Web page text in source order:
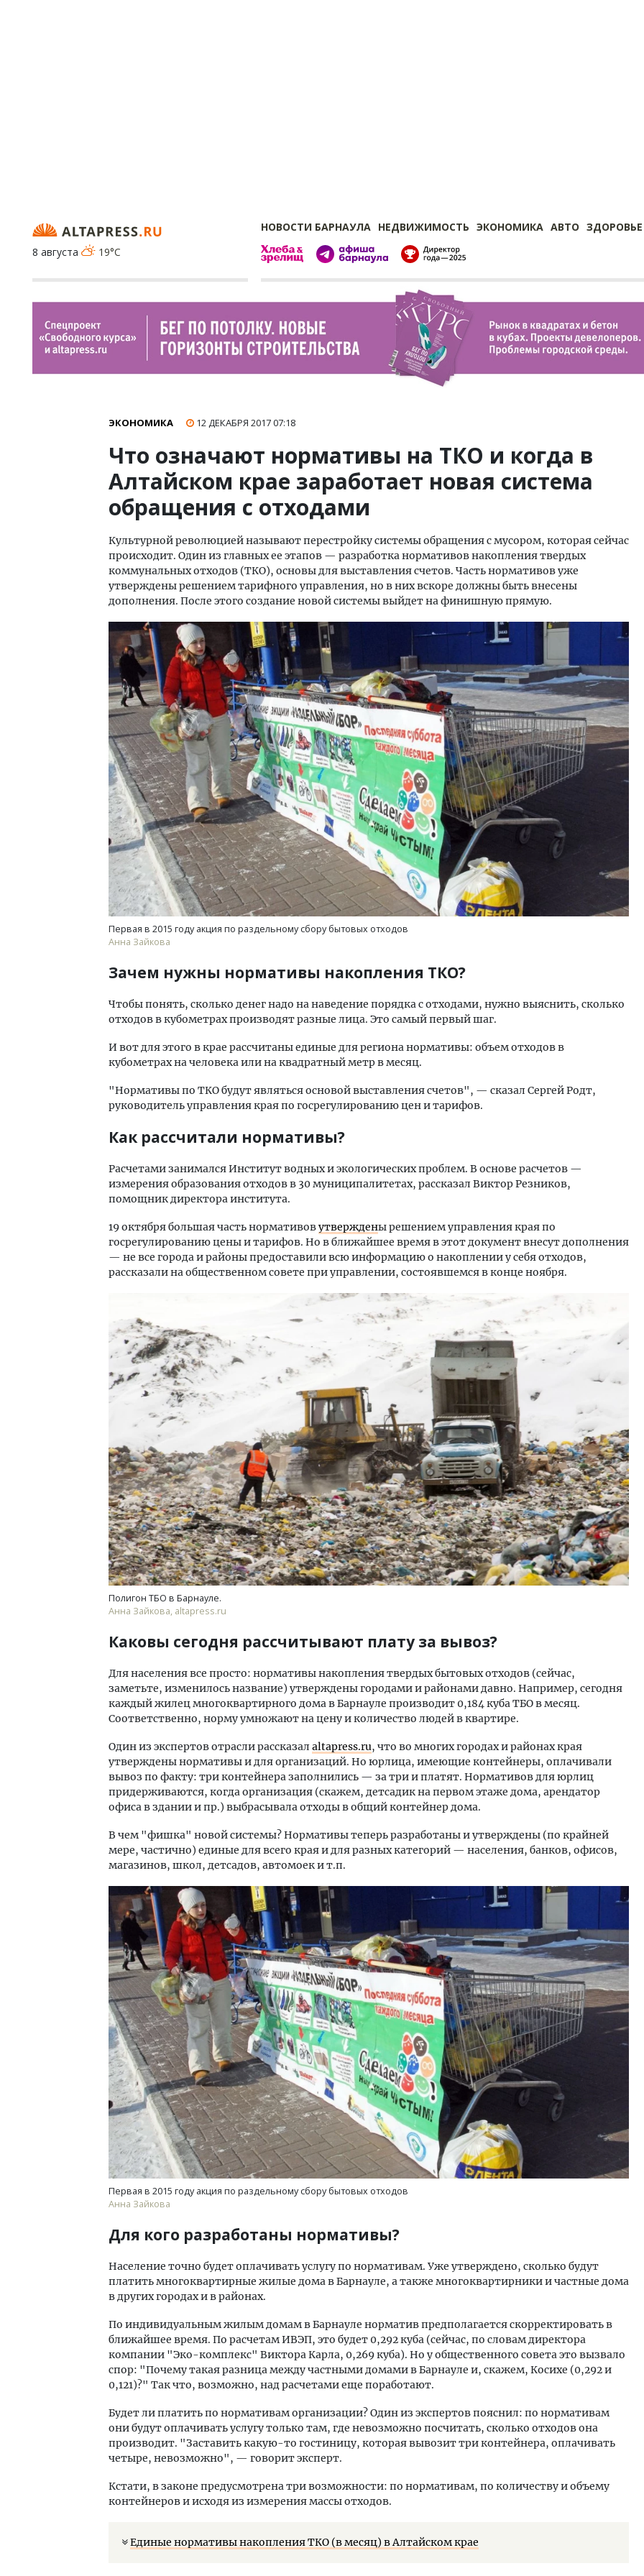
НОВОСТИ БАРНАУЛА НЕДВИЖИМОСТЬ ЭКОНОМИКА АВТО ЗДОРОВЬЕ
8 августа
19°C
ЭКОНОМИКА 12 ДЕКАБРЯ 201707:18
Что означают нормативы на ТКО и когда в
Алтайском крае заработает новая система
обращения с отходами
Культурной революцией называют перестройку системы обращения с мусором, которая сейчас
происходит. Один из главных ее этапов — разработка нормативов накопления твердых
коммунальных отходов (ТКО), основы для выставления счетов. Часть нормативов уже
утверждены решением тарифного управления, но в них вскоре должны быть внесены
дополнения. После этого создание новой системы выйдет на финишную прямую.
Первая в 2015 году акция по раздельному сбору бытовых отходов
Анна Зайкова
Зачем нужны нормативы накопления ТКО?
Чтобы понять, сколько денег надо на наведение порядка с отходами, нужно выяснить, сколько
отходов в кубометрах производят разные лица. Это самый первый шаг.
И вот для этого в крае рассчитаны единые для региона нормативы: объем отходов в
кубометрах на человека или на квадратный метр в месяц.
"Нормативы по ТКО будут являться основой выставления счетов", — сказал Сергей Родт,
руководитель управления края по госрегулированию цен и тарифов.
Как рассчитали нормативы?
Расчетами занимался Институт водных и экологических проблем. В основе расчетов —
измерения образования отходов в 30 муниципалитетах, рассказал Виктор Резников,
помощник директора института.
19 октября большая часть нормативовутверждены решением управления края по
госрегулированию цены и тарифов. Но в ближайшее время в этот документ внесут дополнения
— не все города и районы предоставили всю информацию о накоплении у себя отходов,
рассказали на общественном совете при управлении, состоявшемся в конце ноября.
Полигон ТБО в Барнауле.
Анна Зайкова, altapress.ru
Каковы сегодня рассчитывают плату за вывоз?
Для населения все просто: нормативы накопления твердых бытовых отходов (сейчас,
заметьте, изменилось название) утверждены городами и районами давно. Например, сегодня
каждый жилец многоквартирного дома в Барнауле производит 0,184 куба ТБО в месяц.
Соответственно, норму умножают на цену и количество людей в квартире.
Один из экспертов отрасли рассказалaltapress.ru, что во многих городах и районах края
утверждены нормативы и для организаций. Но юрлица, имеющие контейнеры, оплачивали
вывоз по факту: три контейнера заполнились — за три и платят. Нормативов для юрлиц
придерживаются, когда организация (скажем, детсадик на первом этаже дома, арендатор
офиса в здании и пр.) выбрасывала отходы в общий контейнер дома.
В чем "фишка" новой системы? Нормативы теперь разработаны и утверждены (по крайней
мере, частично) единые для всего края и для разных категорий — населения, банков, офисов,
магазинов, школ, детсадов, автомоек и т.п.
Первая в 2015 году акция по раздельному сбору бытовых отходов
Анна Зайкова
Для кого разработаны нормативы?
Население точно будет оплачивать услугу по нормативам. Уже утверждено, сколько будут
платить многоквартирные жилые дома в Барнауле, а также многоквартирники и частные дома
в других городах и в районах.
По индивидуальным жилым домам в Барнауле норматив предполагается скорректировать в
ближайшее время. По расчетам ИВЭП, это будет 0,292 куба (сейчас, по словам директора
компании "Эко-комплекс" Виктора Карла, 0,269 куба). Но у общественного совета это вызвало
спор: "Почему такая разница между частными домами в Барнауле и, скажем, Косихе (0,292 и
0,121)?" Так что, возможно, над расчетами еще поработают.
Будет ли платить по нормативам организации? Один из экспертов пояснил: по нормативам
они будут оплачивать услугу только там, где невозможно посчитать, сколько отходов она
производит. "Заставить какую-то гостиницу, которая вывозит три контейнера, оплачивать
четыре, невозможно", — говорит эксперт.
Кстати, в законе предусмотрена три возможности: по нормативам, по количеству и объему
контейнеров и исходя из измерения массы отходов.
Единые нормативы накопления ТКО (в месяц) в Алтайском крае
Смелость архитектурных идей.
Генеральный директор компании
ЗИАС — об эстетике городов,
трендах в фасадах и развитии рынка
СТРОИТЕЛЬСТВО
Архитектурный код начинается с
земли. Мощение крупноформатными
плитами становится новым
стандартом благоустройства
СТРОИТЕЛЬСТВО
Ищем новые берега.
«Жилищной инициативы»
Гатилов — о том, как
оставаться на плаву,
штормит
СТРОИТЕЛЬСТВО